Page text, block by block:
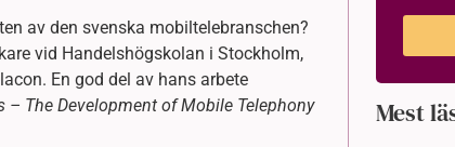
av den svenska mobiltelebranschen?
vid Handelshögskolan i Stockholm,
En god del av hans arbete
The Development of Mobile Telephony
Mest